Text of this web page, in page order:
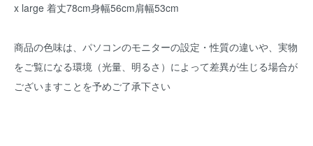
x large 着丈78cm身幅56cm肩幅53cm
商品の色味は、パソコンのモニターの設定・性質の違いや、実物
をご覧になる環境（光量、明るさ）によって差異が生じる場合が
ございますことを予めご了承下さい